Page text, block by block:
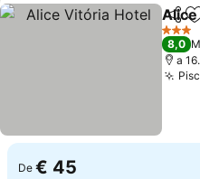
3
8,0
a
De € 45